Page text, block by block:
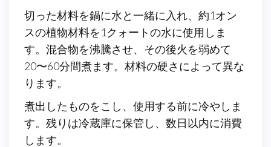
切った材料を鍋に水と一緒に入れ、約1オン
スの植物材料を1クォートの水に使用しま
す。混合物を沸騰させ、その後火を弱めて
20〜60分間煮ます。材料の硬さによって異な
ります。
煮出したものをこし、使用する前に冷やしま
す。残りは冷蔵庫に保管し、数日以内に消費
します。